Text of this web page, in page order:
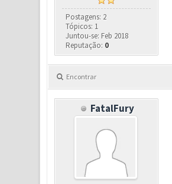
Postagens: 2
Tópicos: 1
Juntou-se: Feb 2018
Reputação: 0
Encontrar
FatalFury